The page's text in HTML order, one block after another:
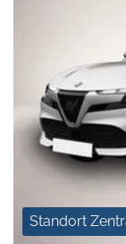
Standort